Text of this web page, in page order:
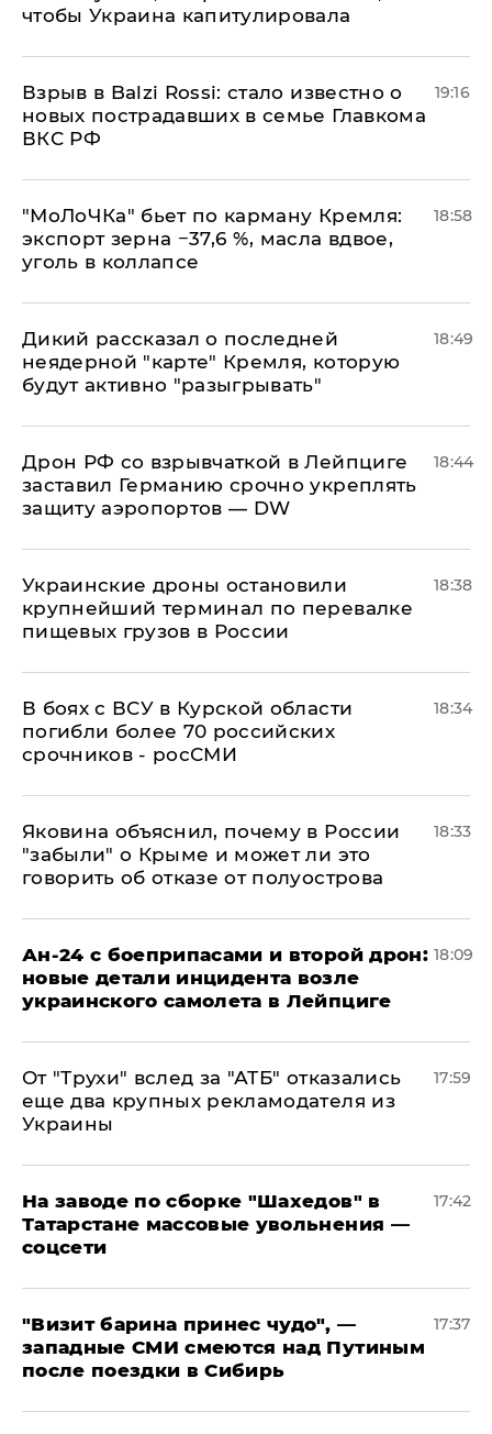
чтобы Украина капитулировала
Взрыв в Balzi Rossi: стало известно о
новых пострадавших в семье Главкома
ВКС РФ
19:16
​"МоЛоЧКа" бьет по карману Кремля:
экспорт зерна −37,6 %, масла вдвое,
уголь в коллапсе
18:58
Дикий рассказал о последней
неядерной "карте" Кремля, которую
будут активно "разыгрывать"
18:49
​Дрон РФ со взрывчаткой в Лейпциге
заставил Германию срочно укреплять
защиту аэропортов — DW
18:44
Украинские дроны остановили
крупнейший терминал по перевалке
пищевых грузов в России
18:38
В боях с ВСУ в Курской области
погибли более 70 российских
срочников - росСМИ
18:34
Яковина объяснил, почему в России
"забыли" о Крыме и может ли это
говорить об отказе от полуострова
18:33
Ан-24 с боеприпасами и второй дрон:
новые детали инцидента возле
украинского самолета в Лейпциге
18:09
От "Трухи" вслед за "АТБ" отказались
еще два крупных рекламодателя из
Украины
17:59
На заводе по сборке "Шахедов" в
Татарстане массовые увольнения —
соцсети
17:42
"Визит барина принес чудо", —
западные СМИ смеются над Путиным
после поездки в Сибирь
17:37